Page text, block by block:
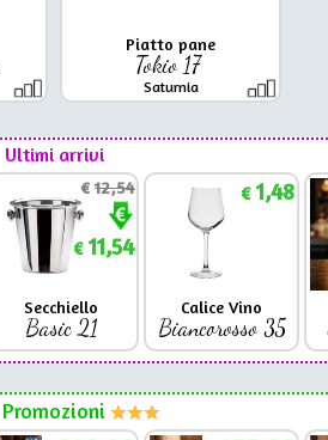
Piatto pane
Tokio 17
Saturnia
Ultimi arrivi
€12,54
€11,54
Secchiello
Basic 21
€1,48
Calice Vino
Biancorosso 35
Promozioni